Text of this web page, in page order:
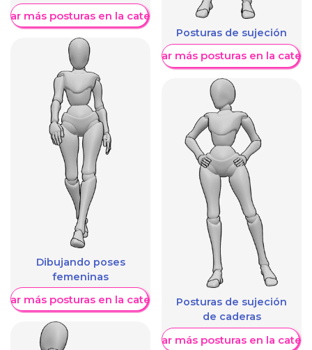
más posturas en la categoría
Dibujando poses
femeninas
más posturas en la categoría
Posturas de sujeción
Mostrar más posturas en la
Posturas de sujeción
de caderas
Mostrar más posturas en la